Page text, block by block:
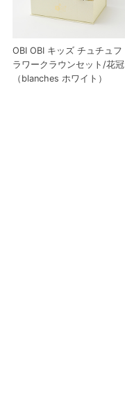
OBI OBI キッズ チュチュフ
ラワークラウンセット/花冠
（blanches ホワイト）